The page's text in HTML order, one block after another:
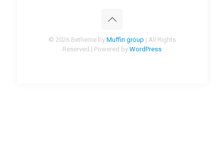
© 2026 Betheme by Muffin group | All Rights
Reserved | Powered by WordPress